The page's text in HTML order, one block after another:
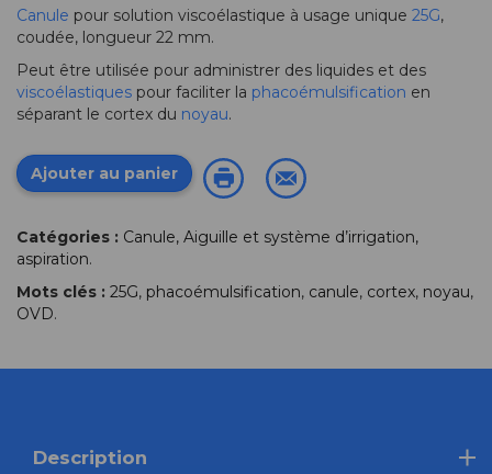
Canule pour solution viscoélastique à usage unique 25G,
coudée, longueur 22 mm.
Peut être utilisée pour administrer des liquides et des
viscoélastiques pour faciliter la phacoémulsification en
séparant le cortex du noyau.
Ajouter au panier
Catégories : Canule, Aiguille et système d’irrigation,
aspiration.
Mots clés : 25G, phacoémulsification, canule, cortex, noyau,
OVD.
Description